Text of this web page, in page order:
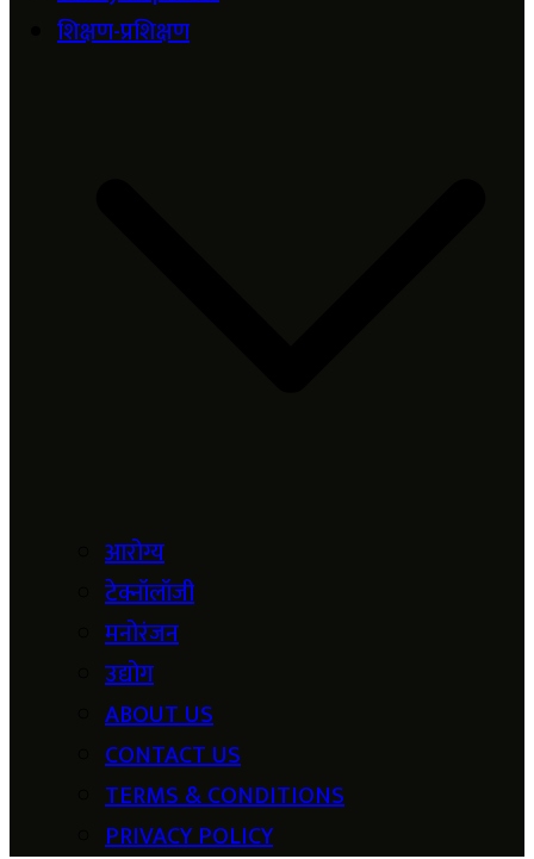
शिक्षण-प्रशिक्षण
आरोग्य
टेक्नॉलॉजी
मनोरंजन
उद्योग
ABOUT US
CONTACT US
TERMS & CONDITIONS
PRIVACY POLICY